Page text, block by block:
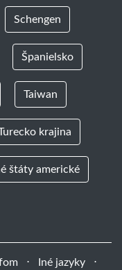
Schengen
Španielsko
Taiwan
krajina
štáty americké
⋅ Iné jazyky
⋅